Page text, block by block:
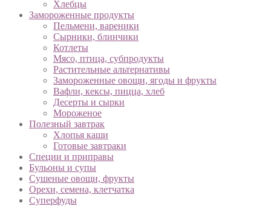
Хлебцы
Замороженные продукты
Пельмени, вареники
Сырники, блинчики
Котлеты
Мясо, птица, субпродукты
Растительные альтернативы
Замороженные овощи, ягоды и фрукты
Вафли, кексы, пицца, хлеб
Десерты и сырки
Мороженое
Полезный завтрак
Хлопья каши
Готовые завтраки
Специи и приправы
Бульоны и супы
Сушеные овощи, фрукты
Орехи, семена, клетчатка
Суперфуды